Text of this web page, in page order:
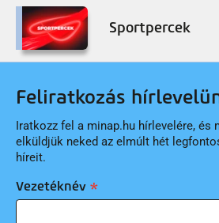
Sportpercek
Feliratkozás
Iratkozz fel a minap.hu hírlevelére, és
elküldjük neked az elmúlt hét
híreit.
Vezetéknév